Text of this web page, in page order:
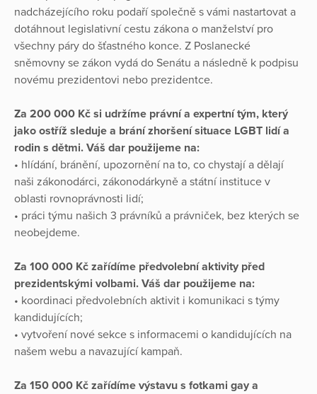
nadcházejícího roku podaří společně s vámi nastartovat a
dotáhnout legislativní cestu zákona o manželství pro
všechny páry do šťastného konce. Z Poslanecké
sněmovny se zákon vydá do Senátu a následně k podpisu
novému prezidentovi nebo prezidentce.
Za 200 000 Kč si udržíme právní a expertní tým, který
jako ostříž sleduje a brání zhoršení situace LGBT lidí a
rodin s dětmi. Váš dar použijeme na:
• hlídání, bránění, upozornění na to, co chystají a dělají
naši zákonodárci, zákonodárkyně a státní instituce v
oblasti rovnoprávnosti lidí;
• práci týmu našich 3 právníků a právniček, bez kterých se
neobejdeme.
Za 100 000 Kč zařídíme předvolební aktivity před
prezidentskými volbami. Váš dar použijeme na:
• koordinaci předvolebních aktivit i komunikaci s týmy
kandidujících;
• vytvoření nové sekce s informacemi o kandidujících na
našem webu a navazující kampaň.
Za 150 000 Kč zařídíme výstavu s fotkami gay a